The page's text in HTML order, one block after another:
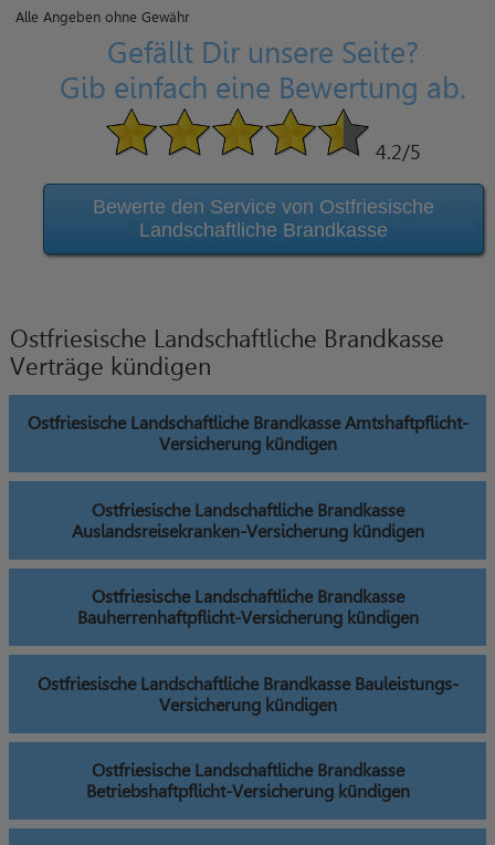
Alle Angeben ohne Gewähr
Gefällt Dir unsere Seite?
Gib einfach eine Bewertung ab.
4.2/5
Bewerte den Service von Ostfriesische
Landschaftliche Brandkasse
Ostfriesische Landschaftliche Brandkasse
Verträge kündigen
Ostfriesische Landschaftliche Brandkasse Amtshaftpflicht-
Versicherung kündigen
Ostfriesische Landschaftliche Brandkasse
Auslandsreisekranken-Versicherung kündigen
Ostfriesische Landschaftliche Brandkasse
Bauherrenhaftpflicht-Versicherung kündigen
Ostfriesische Landschaftliche Brandkasse Bauleistungs-
Versicherung kündigen
Ostfriesische Landschaftliche Brandkasse
Betriebshaftpflicht-Versicherung kündigen